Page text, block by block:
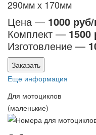
290мм х 170мм
Цена — 1000
Комплект — 1500
Изготовление —
Заказать
Еще информация
Для мотоциклов
(маленькие)